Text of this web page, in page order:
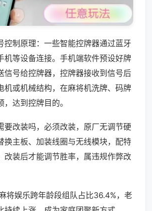
控制原理：一些智能控牌器通过蓝牙
机等设备连接。手机端软件预设好牌
信号给控牌器，控牌器接收到信号后
机或机械结构，在麻将机洗牌、码牌
达到控牌目的。
要改装吗，必须改装，原厂无调节硬
换主板、加装线圈与无线模块，配特
改装后才能调节胜率，属违规作弊改
将娱乐跨年龄段组队占比36.4%，老